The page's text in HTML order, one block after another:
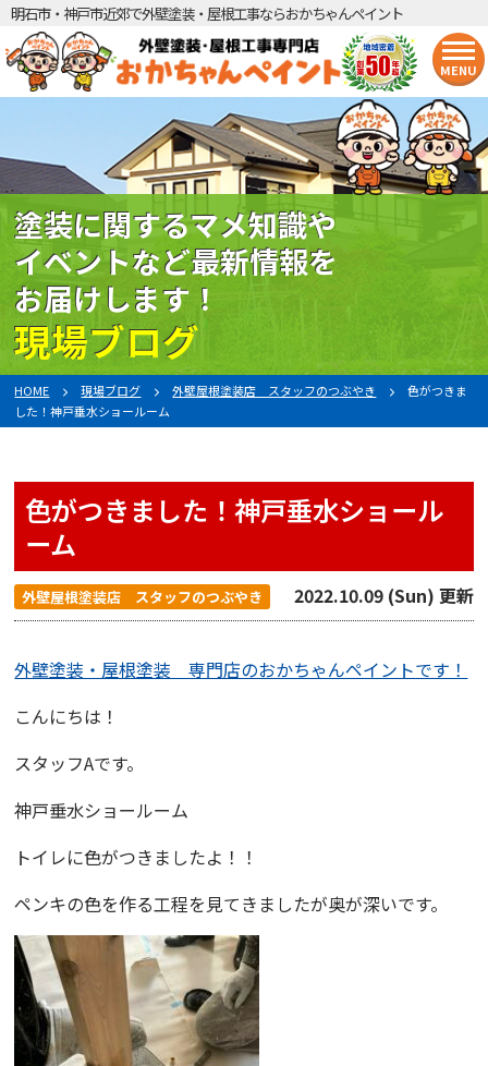
明石市・神戸市近郊で外壁塗装・屋根工事ならおかちゃんペイント
MENU
塗装に関するマメ知識や
イベントなど最新情報を
お届けします！
現場ブログ
HOME 現場ブログ 外壁屋根塗装店 スタッフのつぶやき
色がつきま
した！神戸垂水ショールーム
色がつきました！神戸垂水ショール
ーム
外壁屋根塗装店 スタッフのつぶやき 2022.10.09 (Sun) 更新
外壁塗装・屋根塗装 専門店のおかちゃんペイントです！
こんにちは！
スタッフAです。
神戸垂水ショールーム
トイレに色がつきましたよ！！
ペンキの色を作る工程を見てきましたが奥が深いです。